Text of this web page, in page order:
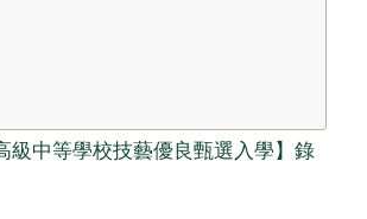
級中等學校技藝優良甄選入學】錄